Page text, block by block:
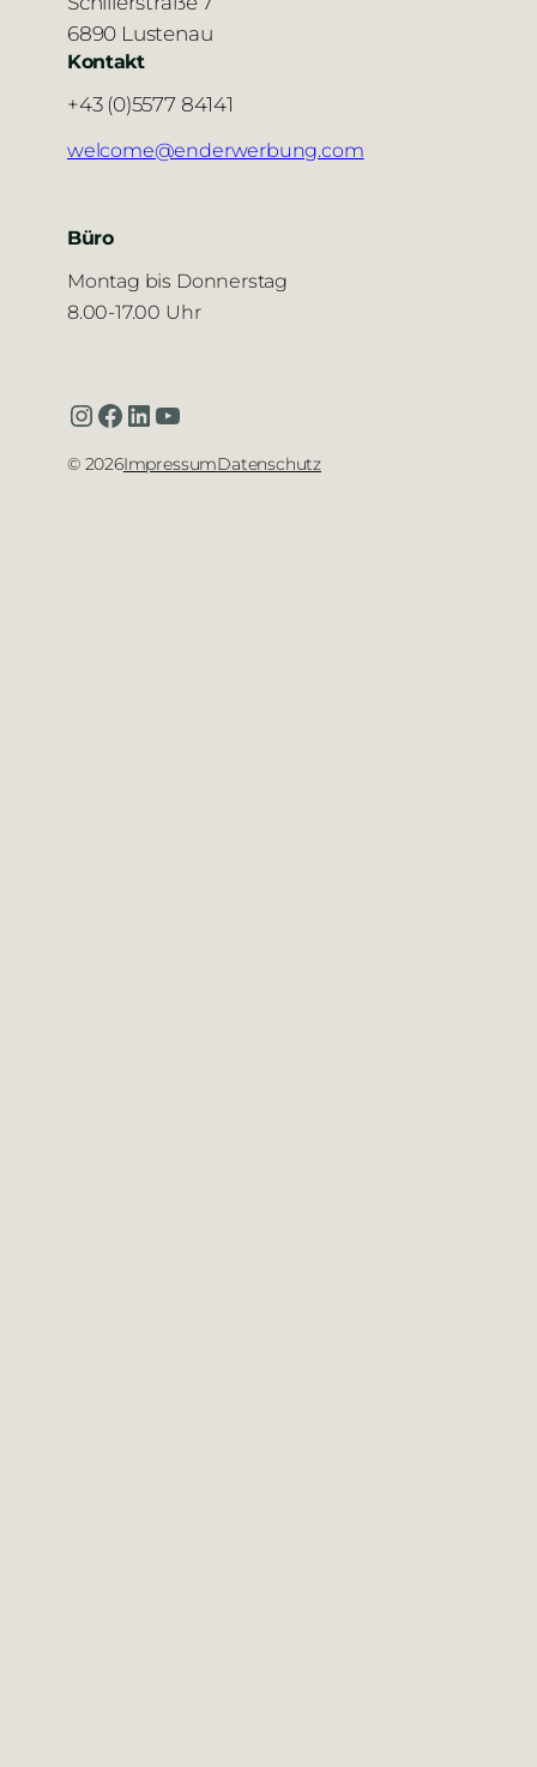
6890 Lustenau
Kontakt
+43 (0)5577 84141
welcome@enderwerbung.com
Büro
Montag bis Donnerstag
8.00-17.00 Uhr
InstagramFacebook LinkedIn YouTube
©2026ImpressumDatenschutz